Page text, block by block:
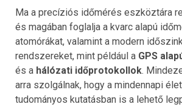
Ma a precíziós időmérés eszköztára
és magában foglalja a kvarc alapú
atomórákat, valamint a modern
rendszereket, mint például a GPS
és a hálózati időprotokollok.
arra szolgálnak, hogy a mindennapi
tudományos kutatásban is a lehető